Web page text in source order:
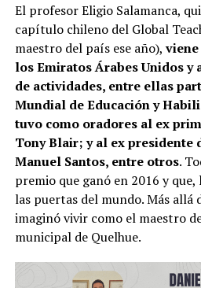
El profesor Eligio Salamanca,
capítulo chileno del Global
maestro del país ese año),
los Emiratos Árabes Unidos y
de actividades, entre ellas
Mundial de Educación y
tuvo como oradores al ex
Tony Blair; y al ex presidente
Manuel Santos, entre otros.
premio que ganó en 2016 y
las puertas del mundo. Más allá
imaginó vivir como el maestro
municipal de Quelhue.